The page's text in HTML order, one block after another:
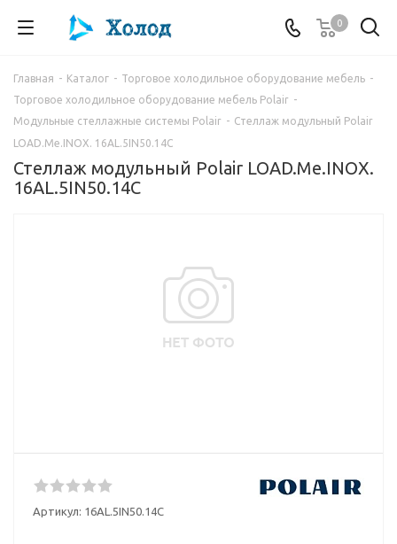
0
Главная - Каталог - Торговое холодильное оборудование мебель -
Торговое холодильное оборудование мебель Polair -
Модульные стеллажные системы Polair - Стеллаж модульный Polair
LOAD.Me.INOX. 16AL.5IN50.14C
Стеллаж модульный Polair LOAD.Me.INOX.
16AL.5IN50.14C
Артикул: 16AL.5IN50.14C